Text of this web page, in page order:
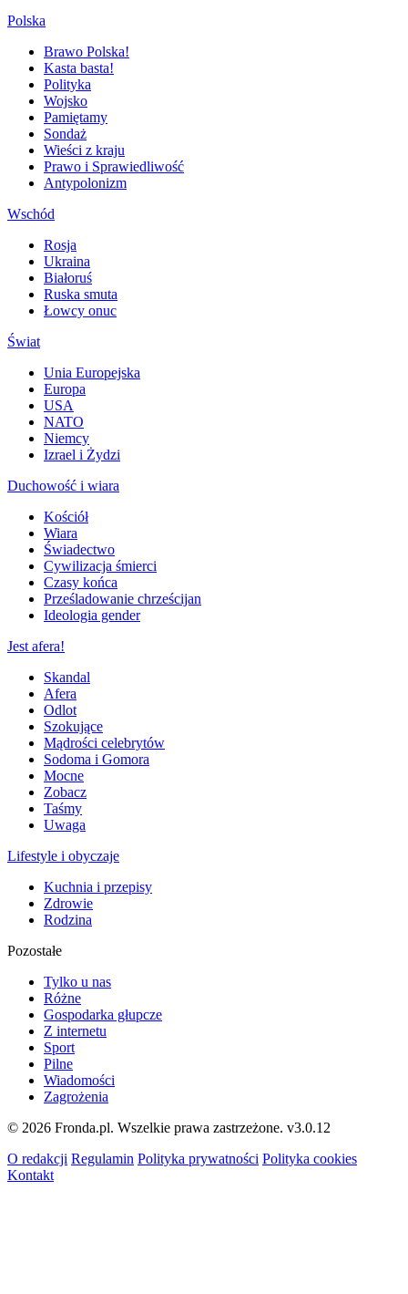
Polska
Brawo Polska!
Kasta basta!
Polityka
Wojsko
Pamiętamy
Sondaż
Wieści z kraju
Prawo i Sprawiedliwość
Antypolonizm
Wschód
Rosja
Ukraina
Białoruś
Ruska smuta
Łowcy onuc
Świat
Unia Europejska
Europa
USA
NATO
Niemcy
Izrael i Żydzi
Duchowość i wiara
Kościół
Wiara
Świadectwo
Cywilizacja śmierci
Czasy końca
Prześladowanie chrześcijan
Ideologia gender
Jest afera!
Skandal
Afera
Odlot
Szokujące
Mądrości celebrytów
Sodoma i Gomora
Mocne
Zobacz
Taśmy
Uwaga
Lifestyle i obyczaje
Kuchnia i przepisy
Zdrowie
Rodzina
Pozostałe
Tylko u nas
Różne
Gospodarka głupcze
Z internetu
Sport
Pilne
Wiadomości
Zagrożenia
© 2026 Fronda.pl. Wszelkie prawa zastrzeżone. v3.0.12
O redakcji Regulamin Polityka prywatności Polityka cookies
Kontakt